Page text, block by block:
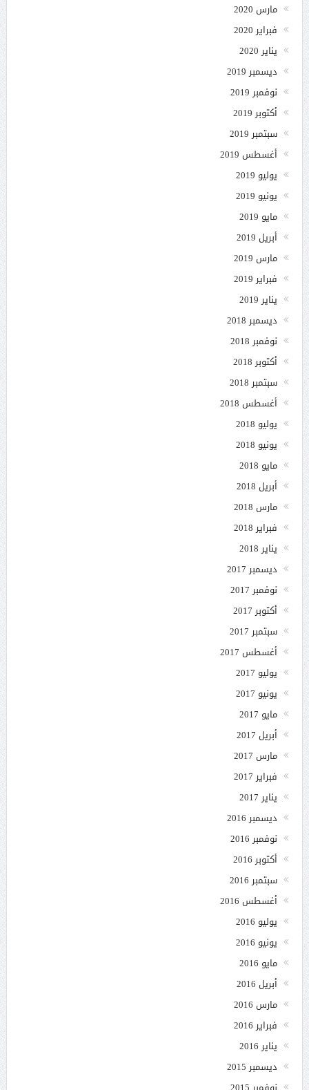
مارس 2020
فبراير 2020
يناير 2020
ديسمبر 2019
نوفمبر 2019
أكتوبر 2019
سبتمبر 2019
أغسطس 2019
يوليو 2019
يونيو 2019
مايو 2019
أبريل 2019
مارس 2019
فبراير 2019
يناير 2019
ديسمبر 2018
نوفمبر 2018
أكتوبر 2018
سبتمبر 2018
أغسطس 2018
يوليو 2018
يونيو 2018
مايو 2018
أبريل 2018
مارس 2018
فبراير 2018
يناير 2018
ديسمبر 2017
نوفمبر 2017
أكتوبر 2017
سبتمبر 2017
أغسطس 2017
يوليو 2017
يونيو 2017
مايو 2017
أبريل 2017
مارس 2017
فبراير 2017
يناير 2017
ديسمبر 2016
نوفمبر 2016
أكتوبر 2016
سبتمبر 2016
أغسطس 2016
يوليو 2016
يونيو 2016
مايو 2016
أبريل 2016
مارس 2016
فبراير 2016
يناير 2016
ديسمبر 2015